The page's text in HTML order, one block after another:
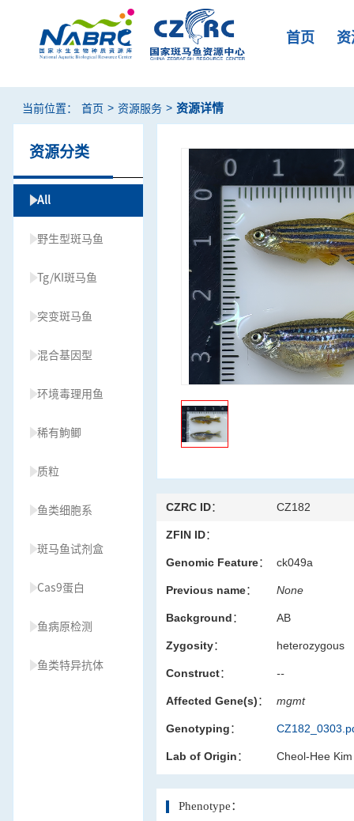
首页
当前位置： 首页 > 资源服务 > 资源详情
资源分类
All
野生型斑马鱼
Tg/KI斑马鱼
突变斑马鱼
混合基因型
环境毒理用鱼
稀有鮈鲫
质粒
鱼类细胞系
斑马鱼试剂盒
Cas9蛋白
鱼病原检测
鱼类特异抗体
CZRC ID： CZ182
ZFIN ID：
Genomic Feature： ck049a
Previous name： None
Background： AB
Zygosity： heterozygous
Construct： --
Affected Gene(s)： mgmt
Genotyping：
Lab of Origin： Cheol-Hee
Phenotype：